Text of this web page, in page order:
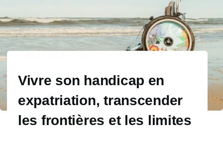
Vivre son handicap en
expatriation, transcender
les frontières et les limites